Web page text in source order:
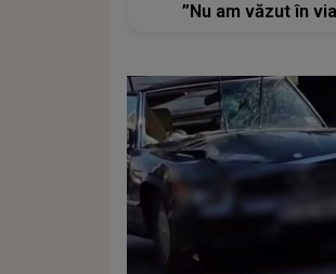
”Nu am văzut în